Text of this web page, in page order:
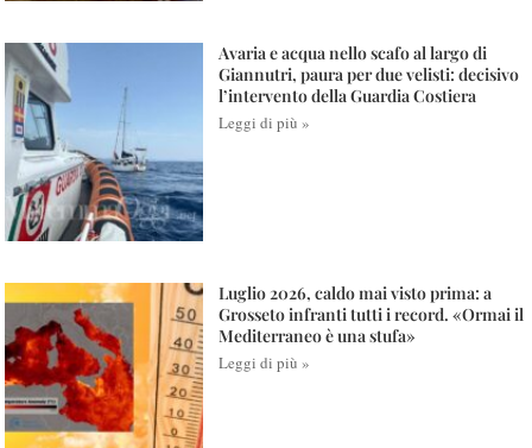
Avaria e acqua nello scafo al largo di
Giannutri, paura per due velisti: decisivo
l’intervento della Guardia Costiera
Leggi di più »
Luglio 2026, caldo mai visto prima: a
Grosseto infranti tutti i record. «Ormai il
Mediterraneo è una stufa»
Leggi di più »